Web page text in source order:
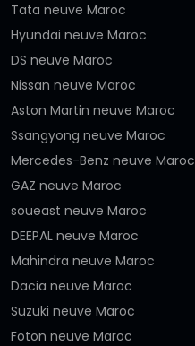
Tata neuve Maroc
Hyundai neuve Maroc
DS neuve Maroc
Nissan neuve Maroc
Aston Martin neuve Maroc
Ssangyong neuve Maroc
Mercedes-Benz neuve Maroc
GAZ neuve Maroc
soueast neuve Maroc
DEEPAL neuve Maroc
Mahindra neuve Maroc
Dacia neuve Maroc
Suzuki neuve Maroc
Foton neuve Maroc